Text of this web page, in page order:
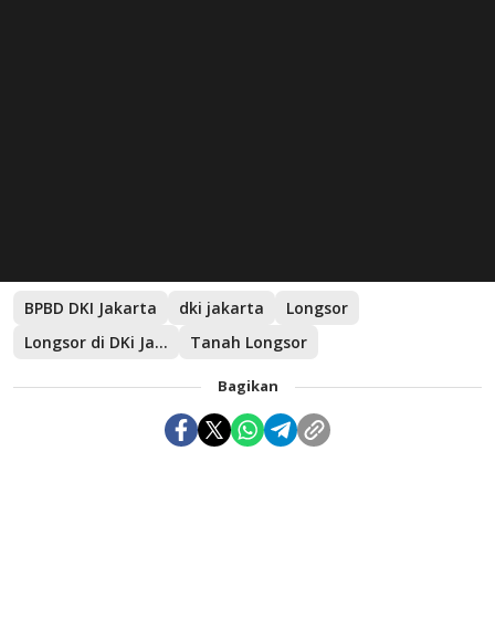
BPBD DKI Jakarta dki jakarta
Longsor
Longsor di DKi Jakarta
Tanah Longsor
Bagikan